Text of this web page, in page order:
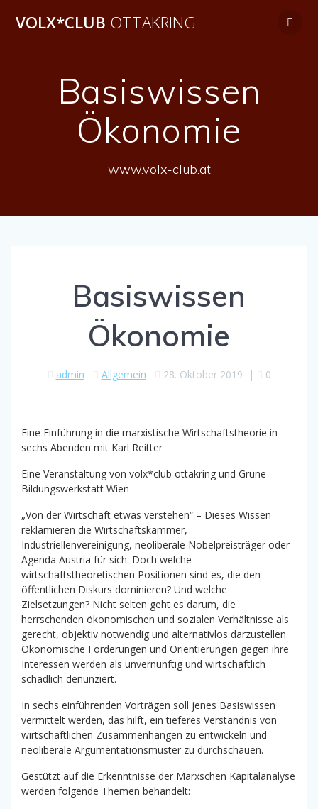
Inhalt
VOLX*CLUB OTTAKRING
Basiswissen
Ökonomie
www.volx-club.at
Basiswissen
Ökonomie
admin Allgemein 28. Oktober 2019 | 0
Eine Einführung in die marxistische Wirtschaftstheorie in
sechs Abenden mit Karl Reitter
Eine Veranstaltung von volx*club ottakring und Grüne
Bildungswerkstatt Wien
„Von der Wirtschaft etwas verstehen“ – Dieses Wissen
reklamieren die Wirtschaftskammer,
Industriellenvereinigung, neoliberale Nobelpreisträger oder
Agenda Austria für sich. Doch welche
wirtschaftstheoretischen Positionen sind es, die den
öffentlichen Diskurs dominieren? Und welche
Zielsetzungen? Nicht selten geht es darum, die
herrschenden ökonomischen und sozialen Verhältnisse als
gerecht, objektiv notwendig und alternativlos darzustellen.
Ökonomische Forderungen und Orientierungen gegen ihre
Interessen werden als unvernünftig und wirtschaftlich
schädlich denunziert.
In sechs einführenden Vorträgen soll jenes Basiswissen
vermittelt werden, das hilft, ein tieferes Verständnis von
wirtschaftlichen Zusammenhängen zu entwickeln und
neoliberale Argumentationsmuster zu durchschauen.
Gestützt auf die Erkenntnisse der Marxschen Kapitalanalyse
werden folgende Themen behandelt: